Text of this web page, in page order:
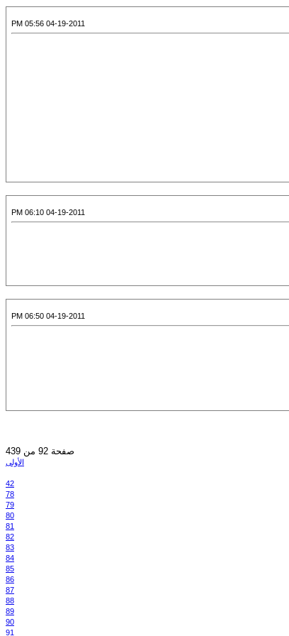
04-19-2011 05:56 PM
04-19-2011 06:10 PM
04-19-2011 06:50 PM
صفحة 92 من 439
الأولى
42
78
79
80
81
82
83
84
85
86
87
88
89
90
91